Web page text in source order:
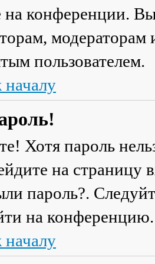
на конференции.
пользователем.
началу
Хотя пароль
на страницу
пароль?.
на конференцию.
началу